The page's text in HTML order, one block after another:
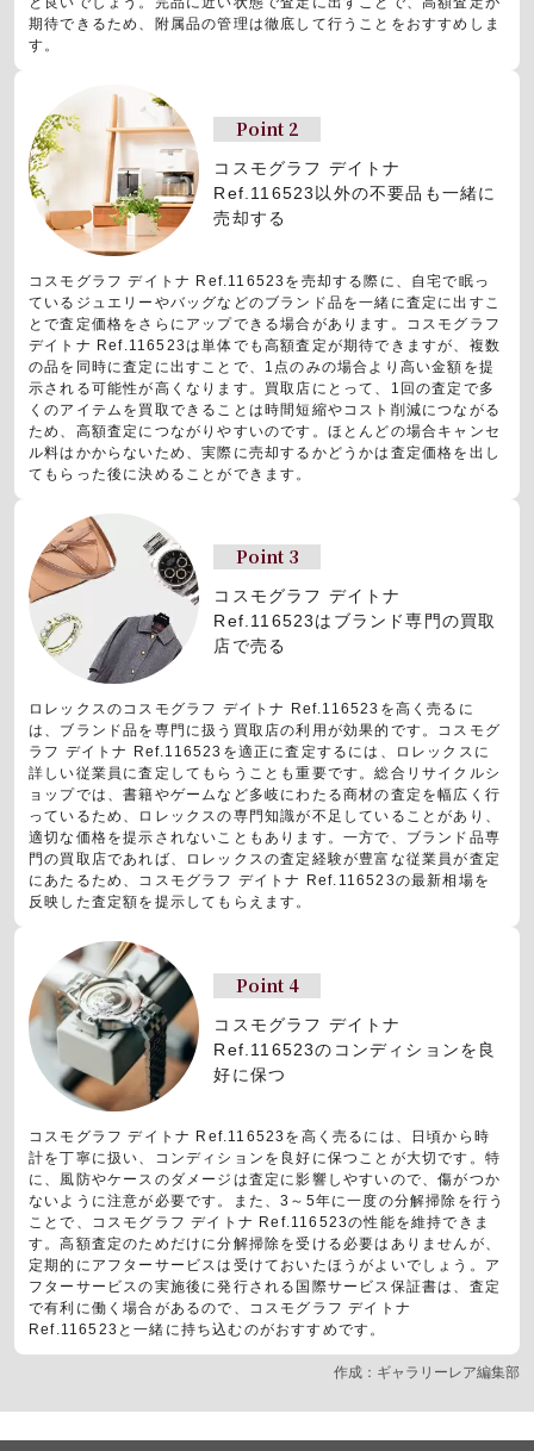
期待できるため、附属品の管理は徹底して行うことをおすすめしま
す。
Point 2
コスモグラフ デイトナ
Ref.116523以外の不要品も一緒に
売却する
コスモグラフ デイトナ Ref.116523を売却する際に、自宅で眠っ
ているジュエリーやバッグなどのブランド品を一緒に査定に出すこ
とで査定価格をさらにアップできる場合があります。コスモグラフ
デイトナ Ref.116523は単体でも高額査定が期待できますが、複数
の品を同時に査定に出すことで、1点のみの場合より高い金額を提
示される可能性が高くなります。買取店にとって、1回の査定で多
くのアイテムを買取できることは時間短縮やコスト削減につながる
ため、高額査定につながりやすいのです。ほとんどの場合キャンセ
ル料はかからないため、実際に売却するかどうかは査定価格を出し
てもらった後に決めることができます。
Point 3
コスモグラフ デイトナ
Ref.116523はブランド専門の買取
店で売る
ロレックスのコスモグラフ デイトナ Ref.116523を高く売るに
は、ブランド品を専門に扱う買取店の利用が効果的です。コスモグ
ラフ デイトナ Ref.116523を適正に査定するには、ロレックスに
詳しい従業員に査定してもらうことも重要です。総合リサイクルシ
ョップでは、書籍やゲームなど多岐にわたる商材の査定を幅広く行
っているため、ロレックスの専門知識が不足していることがあり、
適切な価格を提示されないこともあります。一方で、ブランド品専
門の買取店であれば、ロレックスの査定経験が豊富な従業員が査定
にあたるため、コスモグラフ デイトナ Ref.116523の最新相場を
反映した査定額を提示してもらえます。
Point 4
コスモグラフ デイトナ
Ref.116523のコンディションを良
好に保つ
コスモグラフ デイトナ Ref.116523を高く売るには、日頃から時
計を丁寧に扱い、コンディションを良好に保つことが大切です。特
に、風防やケースのダメージは査定に影響しやすいので、傷がつか
ないように注意が必要です。また、3～5年に一度の分解掃除を行う
ことで、コスモグラフ デイトナ Ref.116523の性能を維持できま
す。高額査定のためだけに分解掃除を受ける必要はありませんが、
定期的にアフターサービスは受けておいたほうがよいでしょう。ア
フターサービスの実施後に発行される国際サービス保証書は、査定
で有利に働く場合があるので、コスモグラフ デイトナ
Ref.116523と一緒に持ち込むのがおすすめです。
作成：ギャラリーレア編集部